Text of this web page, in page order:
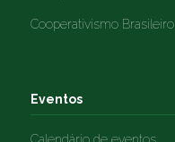
Cooperativismo Brasileiro
Eventos
Calendário de eventos